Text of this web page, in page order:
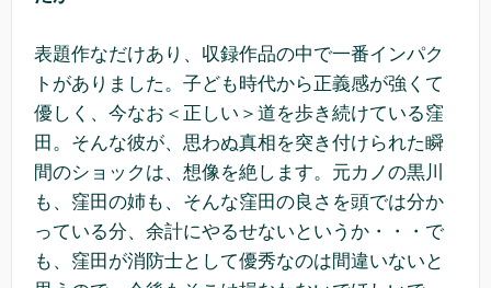
表題作なだけあり、収録作品の中で一番インパク
トがありました。子ども時代から正義感が強くて
優しく、今なお＜正しい＞道を歩き続けている窪
田。そんな彼が、思わぬ真相を突き付けられた瞬
間のショックは、想像を絶します。元カノの黒川
も、窪田の姉も、そんな窪田の良さを頭では分か
っている分、余計にやるせないというか・・・で
も、窪田が消防士として優秀なのは間違いないと